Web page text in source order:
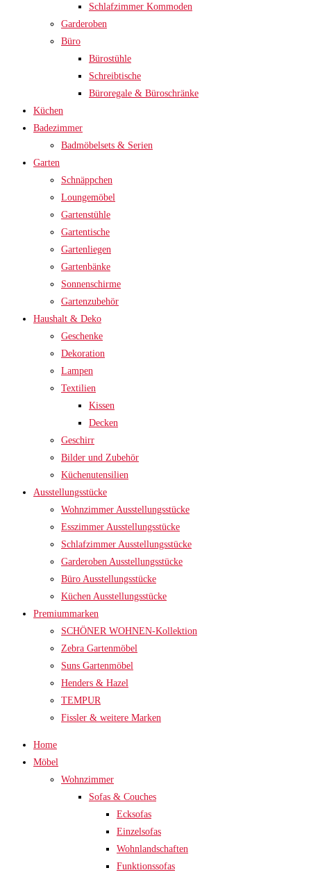
Schlafzimmer Kommoden
Garderoben
Büro
Bürostühle
Schreibtische
Büroregale & Büroschränke
Küchen
Badezimmer
Badmöbelsets & Serien
Garten
Schnäppchen
Loungemöbel
Gartenstühle
Gartentische
Gartenliegen
Gartenbänke
Sonnenschirme
Gartenzubehör
Haushalt & Deko
Geschenke
Dekoration
Lampen
Textilien
Kissen
Decken
Geschirr
Bilder und Zubehör
Küchenutensilien
Ausstellungsstücke
Wohnzimmer Ausstellungsstücke
Esszimmer Ausstellungsstücke
Schlafzimmer Ausstellungsstücke
Garderoben Ausstellungsstücke
Büro Ausstellungsstücke
Küchen Ausstellungsstücke
Premiummarken
SCHÖNER WOHNEN-Kollektion
Zebra Gartenmöbel
Suns Gartenmöbel
Henders & Hazel
TEMPUR
Fissler & weitere Marken
Home
Möbel
Wohnzimmer
Sofas & Couches
Ecksofas
Einzelsofas
Wohnlandschaften
Funktionssofas